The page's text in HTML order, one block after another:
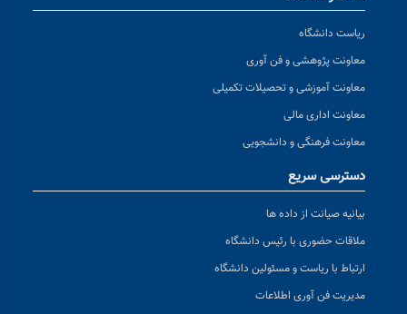
ریاست دانشگاه
معاونت پژوهشی و فن آوری
معاونت آموزشی و تحصیلات تکمیلی
معاونت اداری مالی
معاونت فرهنگی و دانشجویی
دسترسی سریع
بیانیه صیانت از داده ها
ملاقات حضوری با رئیس دانشگاه
ارتباط با ریاست و مسئولین دانشگاه
مدیریت فن آوری اطلاعات